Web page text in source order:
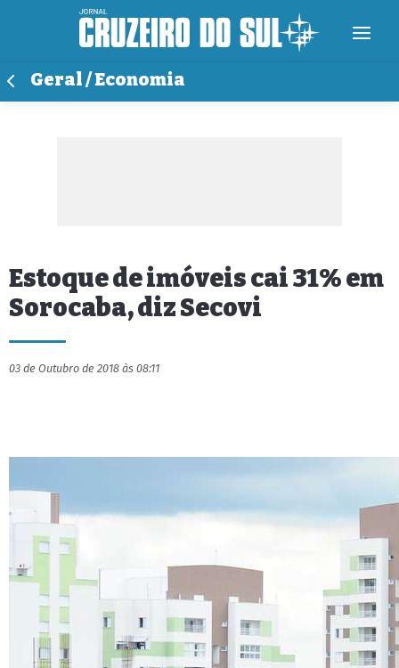
Geral / Economia
Estoque de imóveis cai 31% em
Sorocaba, diz Secovi
03 de Outubro de 2018 às 08:11